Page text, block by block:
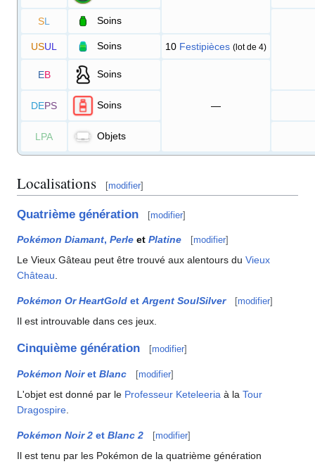
SL Soins
USUL Soins 10 Festipièces (lot de 4)
EB Soins
—
DEPS Soins
LPA Objets
Localisations [modifier]
Quatrième génération [modifier]
Pokémon Diamant, Perle et Platine [modifier]
Le Vieux Gâteau peut être trouvé aux alentours du Vieux
Château
Pokémon Or HeartGold et Argent SoulSilver [modifier]
Il est introuvable dans ces jeux.
Cinquième génération [modifier]
Pokémon Noiret Blanc [modifier]
L'objet est donné par le Professeur Keteleeria à la Tour
Dragospire
Pokémon Noir 2 et Blanc 2 [modifier]
Il est tenu par les Pokémon de la quatrième génération